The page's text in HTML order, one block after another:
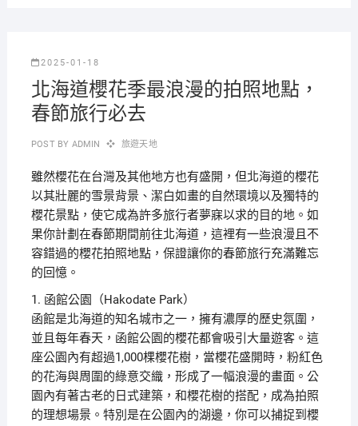
2025-01-18
北海道櫻花季最浪漫的拍照地點，
春節旅行必去
POST BY ADMIN 旅遊天地
雖然櫻花在台灣及其他地方也有盛開，但北海道的櫻花
以其壯麗的雪景背景、潔白如畫的自然環境以及獨特的
櫻花景點，使它成為許多旅行者夢寐以求的目的地。如
果你計劃在春節期間前往北海道，這裡有一些浪漫且不
容錯過的櫻花拍照地點，保證讓你的春節旅行充滿難忘
的回憶。
1. 函館公園（Hakodate Park）
函館是北海道的知名城市之一，擁有濃厚的歷史氛圍，
並且每年春天，函館公園的櫻花都會吸引大量遊客。這
座公園內有超過1,000棵櫻花樹，當櫻花盛開時，粉紅色
的花海與周圍的綠意交織，形成了一幅浪漫的畫面。公
園內有著古老的日式建築，和櫻花樹的搭配，成為拍照
的理想場景。特別是在公園內的湖邊，你可以捕捉到櫻